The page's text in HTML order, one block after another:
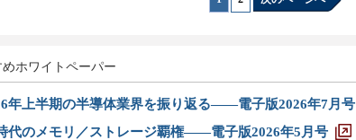
めホワイトペーパー
年上半期の半導体業界を振り返る――電子版2026年7月号
代のメモリ／ストレージ覇権――電子版2026年5月号